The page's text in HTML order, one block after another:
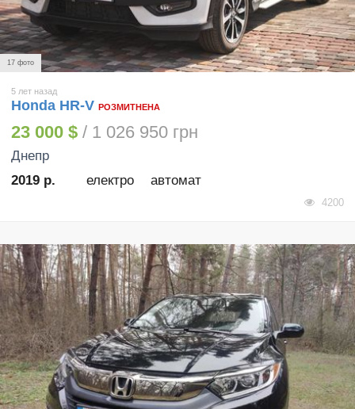
17 фото
5 лет назад
Honda HR-V РОЗМИТНЕНА
23 000 $ / 1 026 950 грн
Днепр
2019 р.
електро автомат
4200